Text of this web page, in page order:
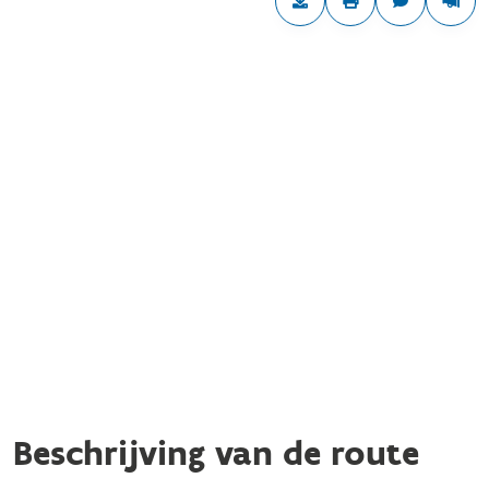
Beschrijving van de route